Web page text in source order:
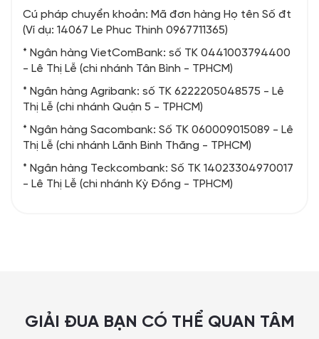
Cú pháp chuyển khoản: Mã đơn hàng Họ tên Số đt
(Ví dụ: 14067 Le Phuc Thinh 0967711365)
* Ngân hàng VietComBank: số TK 0441003794400
- Lê Thị Lễ (chi nhánh Tân Bình - TPHCM)
* Ngân hàng Agribank: số TK 6222205048575 - Lê
Thị Lễ (chi nhánh Quận 5 - TPHCM)
* Ngân hàng Sacombank: Số TK 060009015089 - Lê
Thị Lễ (chi nhánh Lãnh Binh Thăng - TPHCM)
* Ngân hàng Teckcombank: Số TK 14023304970017
- Lê Thị Lễ (chi nhánh Kỳ Đồng - TPHCM)
GIẢI ĐUA BẠN CÓ THỂ QUAN TÂM